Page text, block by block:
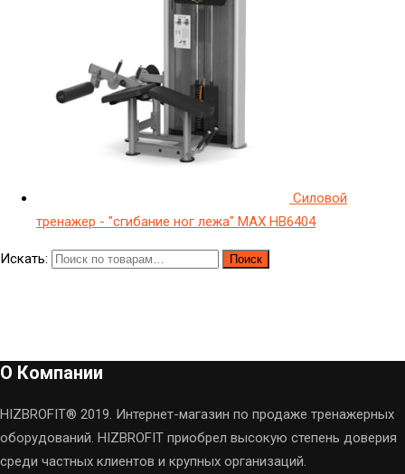
Силовой
тренажер - "сгибание ног лежа" МAX HB6404
Искать: Поиск
О Компании
HIZBROFIT® 2019. Интернет-магазин по продаже тренажерных
оборудований. HIZBROFIT приобрел высокую степень доверия
среди частных клиентов и крупных организаций.